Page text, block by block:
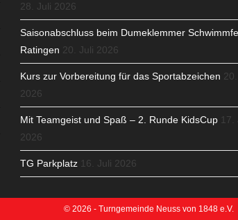
28. Juli 2026
Saisonabschluss beim Dumeklemmer
Ratingen 20. Juli 2026
Kurs zur Vorbereitung für das Sportabzeichen 20.
2026
Mit Teamgeist und Spaß – 2. Runde KidsCup 17.
2026
TG Parkplatz 16. Juli 2026
© 2026 - Turngemeinde Neuss von 1848 e.V.